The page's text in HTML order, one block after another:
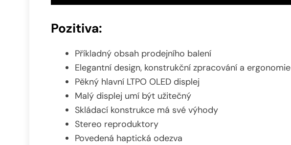
Pozitiva:
Příkladný obsah prodejního balení
Elegantní design, konstrukční zpracování a ergonomie
Pěkný hlavní LTPO OLED displej
Malý displej umí být užitečný
Skládací konstrukce má své výhody
Stereo reproduktory
Povedená haptická odezva